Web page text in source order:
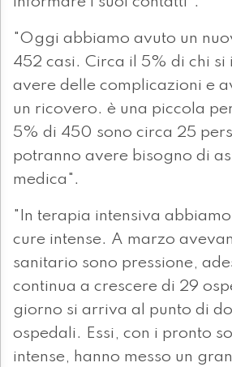
"Oggi abbiamo avuto un
452 casi. Circa il 5% di chi si
avere delle complicazioni e
un ricovero. è una piccola
5% di 450 sono circa 25
potranno avere bisogno di
medica".
"In terapia intensiva abbiamo
cure intense. A marzo
sanitario sono pressione,
continua a crescere di 29
giorno si arriva al punto di
ospedali. Essi, con i pronto
intense, hanno messo un